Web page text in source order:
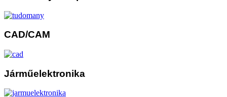
CAD/CAM
Járműelektronika